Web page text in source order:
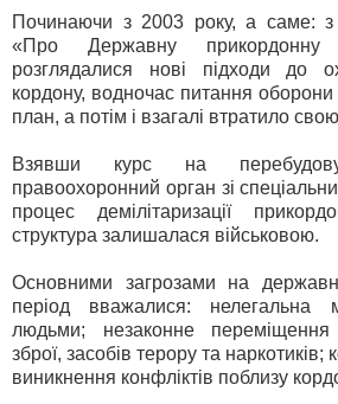
Починаючи з 2003 року, а саме: з
«Про Державну прикордонну
розглядалися нові підходи до
кордону, водночас питання оборони
план, а потім і взагалі втратило
Взявши курс на
правоохоронний орган зі
процес демілітаризації
структура залишалася військовою.
Основними загрозами на
період вважалися: нелегальна
людьми; незаконне переміщення
зброї, засобів терору та наркотиків;
виникнення конфліктів поблизу